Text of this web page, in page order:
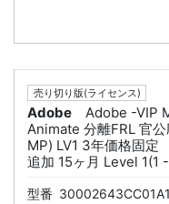
売り切り版(ライセンス)
Adobe
Adobe -VIP
Animate 分離FRL 官
MP) LV1 3年価格固定
追加 15ヶ月 Level 1(1
型番